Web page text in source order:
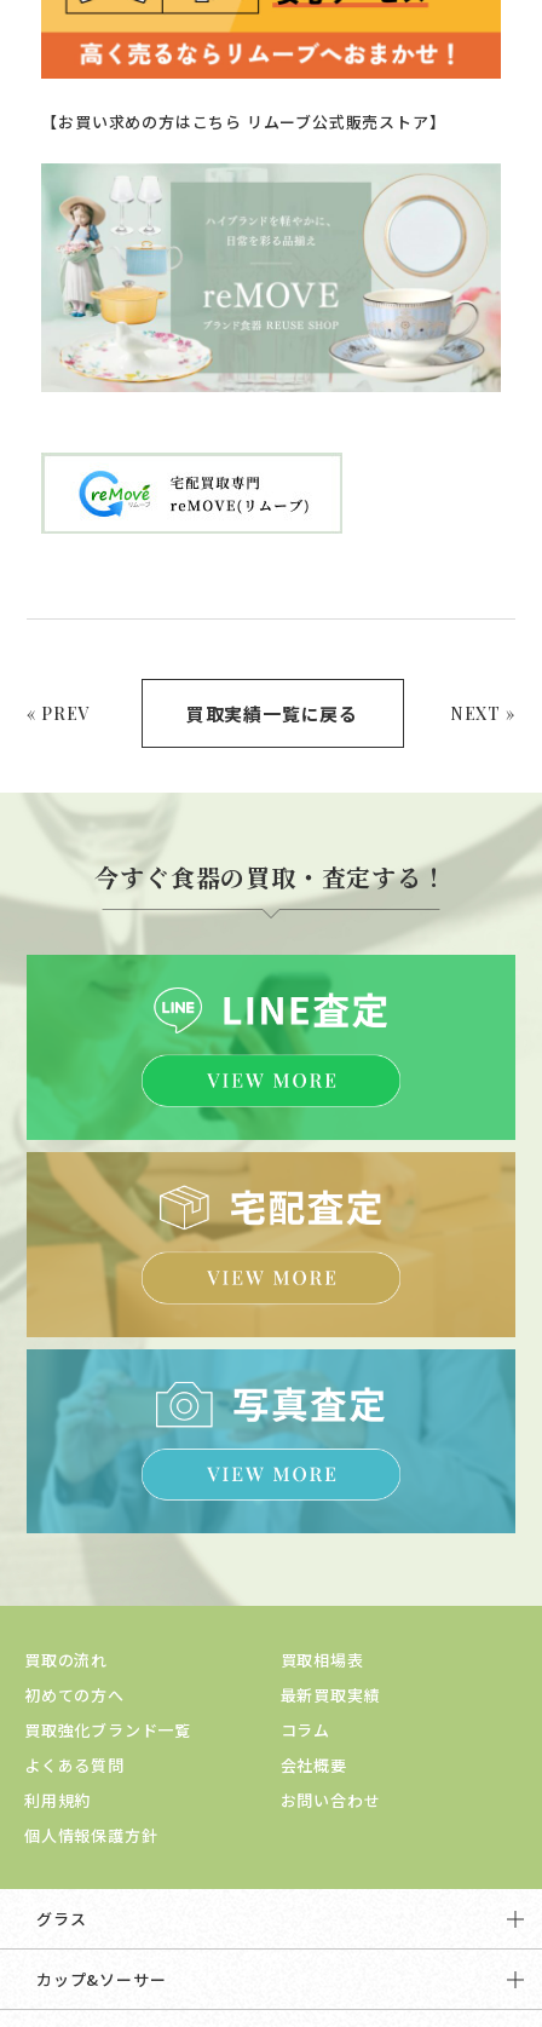
【お買い求めの方はこちら リムーブ公式販売ストア】
« PREV 買取実績一覧に戻る NEXT »
今すぐ食器の買取・査定する！
買取の流れ
買取相場表
初めての方へ
最新買取実績
買取強化ブランド一覧
コラム
よくある質問
会社概要
利用規約
お問い合わせ
個人情報保護方針
グラス
カップ&ソーサー